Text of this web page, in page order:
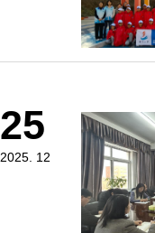
25
2025. 12